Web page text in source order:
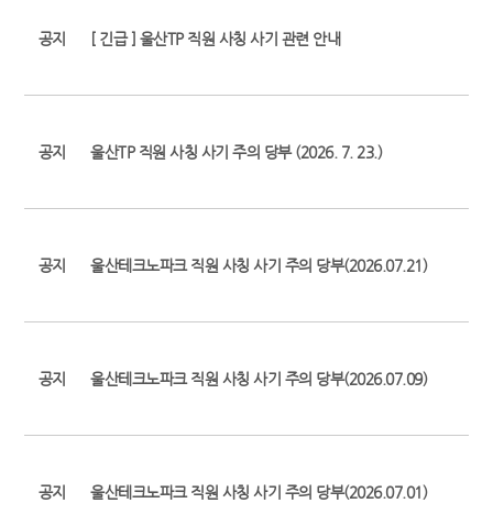
공지 [ 긴급 ] 울산TP 직원 사칭 사기 관련 안내
공지 울산TP 직원 사칭 사기 주의 당부 (2026. 7. 23.)
공지 울산테크노파크 직원 사칭 사기 주의 당부(2026.07.21)
공지 울산테크노파크 직원 사칭 사기 주의 당부(2026.07.09)
공지 울산테크노파크 직원 사칭 사기 주의 당부(2026.07.01)